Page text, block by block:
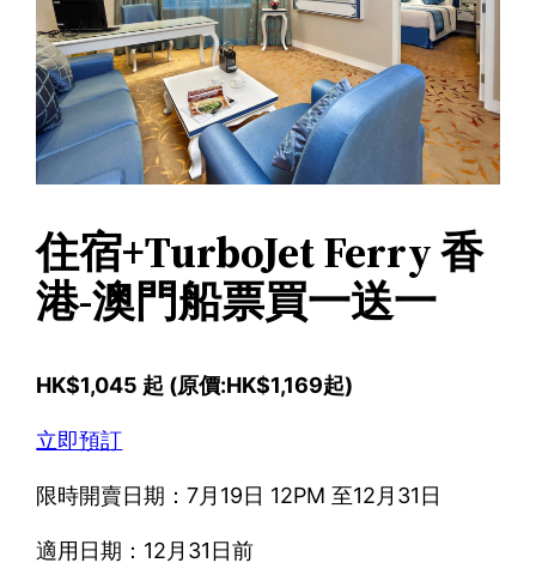
住宿+TurboJet Ferry 香
港-澳門船票買一送一
HK$1,045 起 (原價:HK$1,169起)
立即預訂
限時開賣日期：7月19日 12PM 至12月31日
適用日期：12月31日前